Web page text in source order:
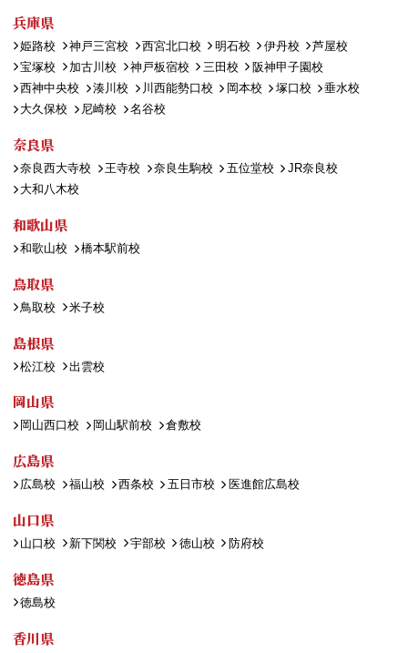
兵庫県
姫路校 神戸三宮校 西宮北口校 明石校 伊丹校
芦屋校
宝塚校
加古川校 神戸板宿校 三田校
阪神甲子園校
西神中央校
湊川校 川西能勢口校 岡本校 塚口校
垂水校
大久保校
尼崎校 名谷校
奈良県
奈良西大寺校 王寺校 奈良生駒校 五位堂校
JR奈良校
大和八木校
和歌山県
和歌山校 橋本駅前校
鳥取県
鳥取校 米子校
島根県
松江校 出雲校
岡山県
岡山西口校 岡山駅前校 倉敷校
広島県
広島校 福山校 西条校 五日市校 医進館広島校
山口県
山口校 新下関校 宇部校 徳山校 防府校
徳島県
徳島校
香川県